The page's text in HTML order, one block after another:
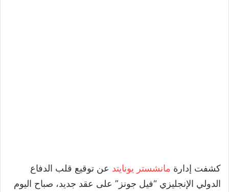
كشفت إدارة مانشستر يونايتد عن توقيع قلب الدفاع
الدولي الإنجليزي “فيل جونز” على عقد جديد، صباح اليوم